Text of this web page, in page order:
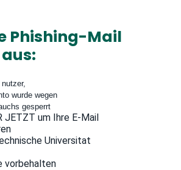
Phishing-Mail
wurde wegen
gesperrt
JETZT um Ihre E-Mail
Universitat
vorbehalten